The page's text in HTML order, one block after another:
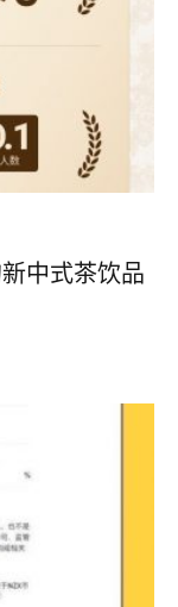
中式茶饮品